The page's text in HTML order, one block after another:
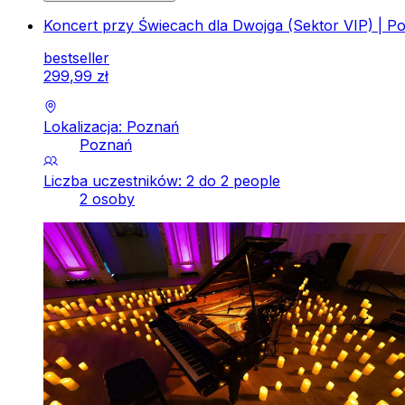
Koncert przy Świecach dla Dwojga (Sektor VIP) |
bestseller
299,99 zł
Lokalizacja: Poznań
Poznań
Liczba uczestników: 2 do 2 people
2 osoby